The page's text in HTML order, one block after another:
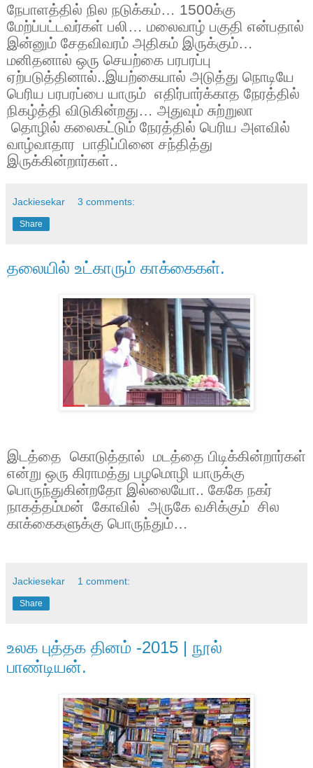
நேபாளத்தில் நில நடுக்கம்… 1500க்கு
மேற்ப்பட்டவர்கள் பலி… மலைவாழ் பகுதி என்பதால்
இன்னும் சேதவிவரம் அதிகம் இருக்கும்…
மனிதனால் ஒரு செயற்கை பரபரப்பு
ஏற்படுத்தினால்..இயற்கையால் அடுத்து நொடியே
பெரிய பரபரப்பை யாரும் எதிர்பார்க்காத நேரத்தில்
நிகழ்த்தி விடுகின்றது… அதுவும் சுற்றுலா
தொழில் கலைகட்டும் நேரத்தில் பெரிய அளவில்
வாழ்வாதார பாதிப்பினை சந்தித்து
இருக்கின்றார்கள்..
Jackiesekar 3 comments:
Share
தலையில் உட்காரும் காக்கைகள்.
இடத்தை கொடுத்தால் மடத்தை பிடிக்கின்றார்கள்
என்று ஒரு கிராமத்து பழமொழி யாருக்கு
பொருந்துகின்றதோ இல்லையோ.. கேகே நகர்
நாகத்தம்மன் கோவில் அருகே வசிக்கும் சில
காக்கைகளுக்கு பொருந்தும்…
Jackiesekar 1 comment:
Share
உலக புத்தக தினம் -2015 | நூல்
பாண்டியன்.